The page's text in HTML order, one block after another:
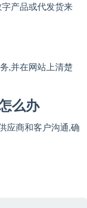
产品或代发货来
,并在网站上清楚
么办
应商和客户沟通,确